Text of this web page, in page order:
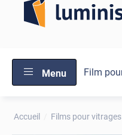
Menu Film
Accueil Films pour vitrages